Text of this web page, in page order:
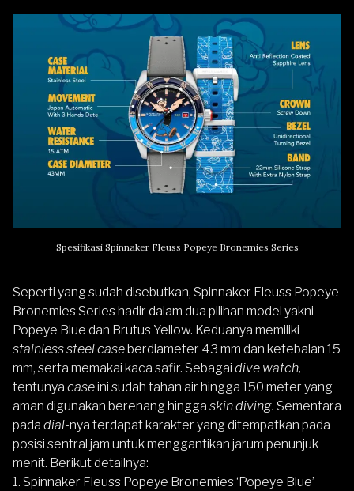
Spesifikasi Spinnaker Fleuss Popeye Bronemies Series
Seperti yang sudah disebutkan, Spinnaker Fleuss Popeye
Bronemies Series hadir dalam dua pilihan model yakni
Popeye Blue dan Brutus Yellow. Keduanya memiliki
stainless steel caseberdiameter 43 mm dan ketebalan 15
mm, serta memakai kaca safir. Sebagai dive watch,
tentunya caseini sudah tahan air hingga 150 meter yang
aman digunakan berenang hingga skin diving. Sementara
pada dial-nya terdapat karakter yang ditempatkan pada
posisi sentral jam untuk menggantikan jarum penunjuk
menit. Berikut detailnya:
1. Spinnaker Fleuss Popeye Bronemies ‘Popeye Blue’